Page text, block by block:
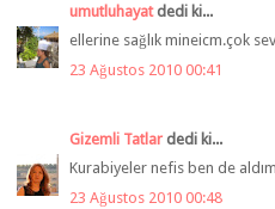
umutluhayatdedi ki...
ellerine sağlık mineicm.çok
23 Ağustos 2010 00:41
Gizemli Tatlar dedi ki...
Kurabiyeler nefis ben de
23 Ağustos 2010 00:48